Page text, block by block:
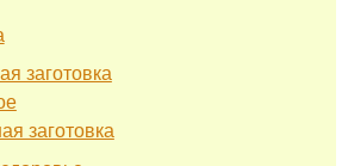
заготовка
заготовка